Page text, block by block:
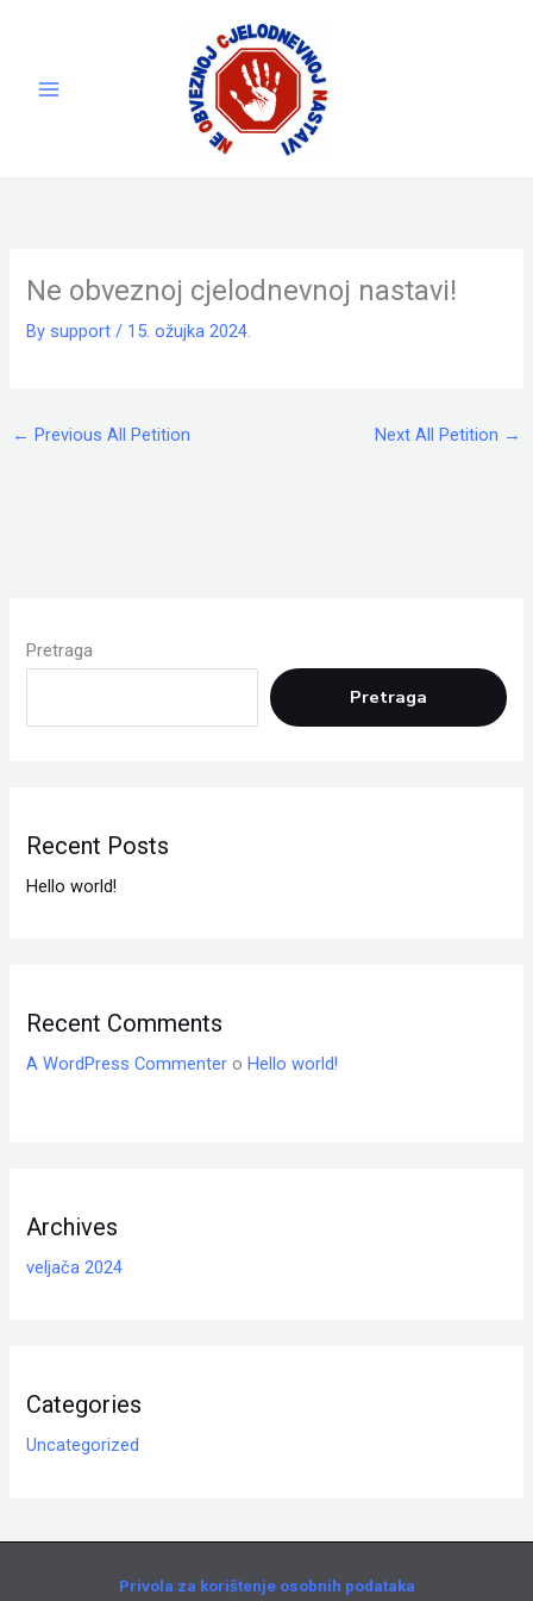
Ne obveznoj cjelodnevnoj nastavi!
By support/ 15. ožujka 2024.
← Previous All Petition Next All Petition →
Pretraga
Pretraga
Recent Posts
Hello world!
Recent Comments
A WordPress Commenter oHello world!
Archives
veljača 2024
Categories
Uncategorized
Privola za korištenje osobnih podataka